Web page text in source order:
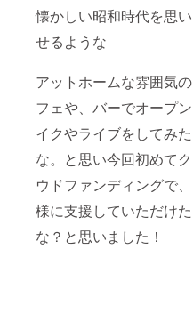
懐かしい昭和時代を思
せるような
アットホームな雰囲気
フェや、バーでオープ
イクやライブをしてみ
な。と思い今回初めて
ウドファンディングで
様に支援していただけ
な？と思いました！